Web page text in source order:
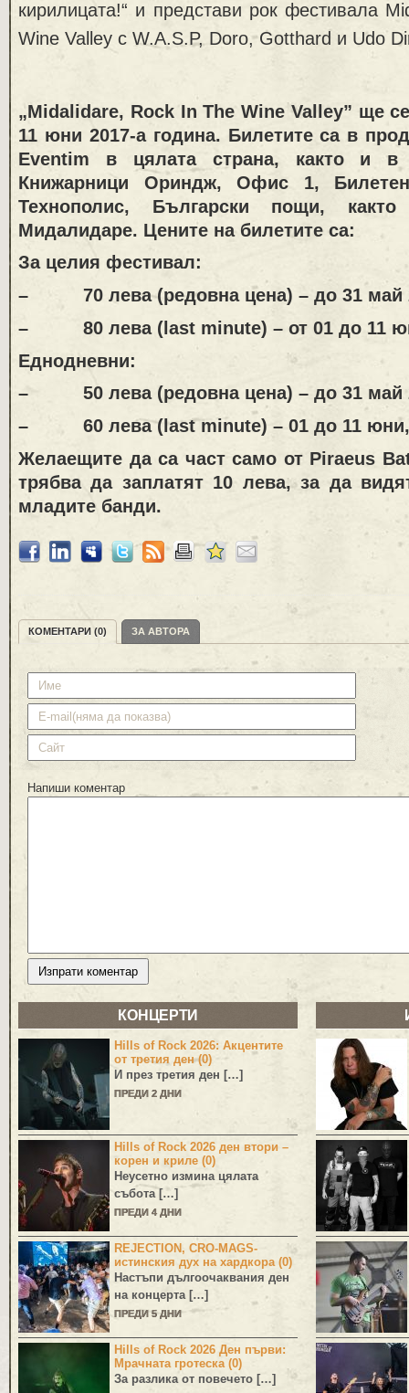
кирилицата!“ и представи рок фестивала
Wine Valley с W.A.S.P, Doro, Gotthard и Udo
„Midalidare, Rock In The Wine Valley” ще
11 юни 2017-а година. Билетите са в
Eventim в цялата страна, както и в
Книжарници Ориндж, Офис 1,
Технополис, Български пощи,
Мидалидаре. Цените на билетите са:
За целия фестивал:
– 70 лева (редовна цена) – до 31 май
– 80 лева (last minute) – от 01 до 11
Еднодневни:
– 50 лева (редовна цена) – до 31 май
– 60 лева (last minute) – 01 до 11 юни,
Желаещите да са част само от Piraeus
трябва да заплатят 10 лева, за да
младите банди.
КОМЕНТАРИ (0) ЗА АВТОРА
Напиши коментар
КОНЦЕРТИ
Hills of Rock 2026: Акцентите
от третия ден (0)
И през третия ден […]
ПРЕДИ 2 ДНИ
Hills of Rock 2026 ден втори –
корен и криле (0)
Неусетно измина цялата
събота […]
ПРЕДИ 4 ДНИ
REJECTION, CRO-MAGS-
истинския дух на хардкора (0)
Настъпи дългоочаквания ден
на концерта […]
ПРЕДИ 5 ДНИ
Hills of Rock 2026 Ден първи:
Мрачната гротеска (0)
За разлика от повечето […]